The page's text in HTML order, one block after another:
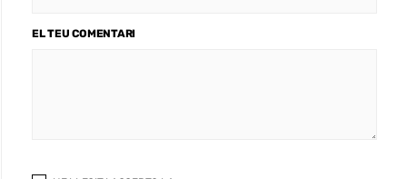
EL TEU COMENTARI